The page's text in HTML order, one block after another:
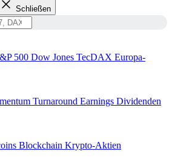
Schließen
500 Dow Jones TecDAX Europa-
Turnaround Earnings Dividenden
Blockchain Krypto-Aktien